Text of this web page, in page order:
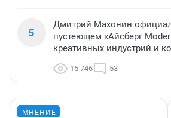
5
Дмитрий Махонин
пустеющем «Айсберг
креативных индустрий и
15 746 53
МНЕНИЕ